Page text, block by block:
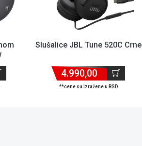
Slušalice JBL Tune 520C Crne
4.990,00
**cene su izražene u RSD